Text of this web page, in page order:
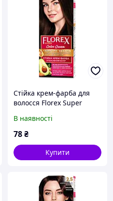
Стійка крем-фарба для
волосся Florex Super
В наявності
78₴
Купити